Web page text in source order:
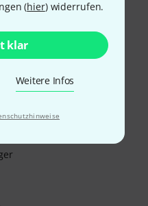
(hier) widerrufen.
klar
Weitere Infos